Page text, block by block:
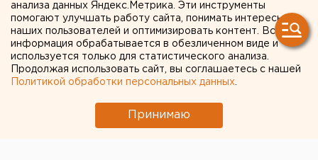
анализа данных Яндекс.Метрика. Эти инструменты
помогают улучшать работу сайта, понимать интересы
наших пользователей и оптимизировать контент. Вся
информация обрабатывается в обезличенном виде и
используется только для статистического анализа.
Продолжая использовать сайт, вы соглашаетесь с нашей
Политикой обработки персональных данных
Принимаю